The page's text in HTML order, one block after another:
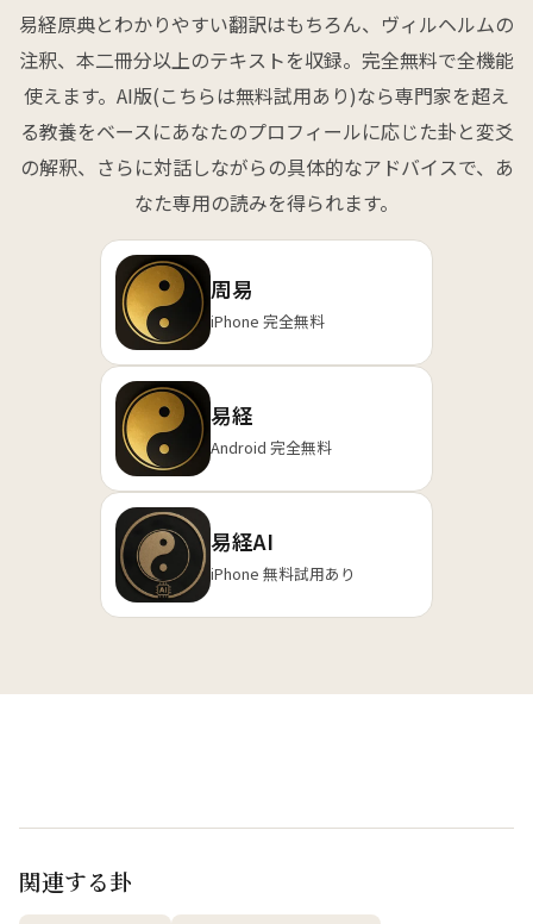
易経原典とわかりやすい翻訳はもちろん、ヴィルヘルムの
注釈、本二冊分以上のテキストを収録。完全無料で全機能
使えます。AI版(こちらは無料試用あり)なら専門家を超え
る教養をベースにあなたのプロフィールに応じた卦と変爻
の解釈、さらに対話しながらの具体的なアドバイスで、あ
なた専用の読みを得られます。
周易
iPhone 完全無料
易経
Android 完全無料
易経AI
iPhone 無料試用あり
関連する卦